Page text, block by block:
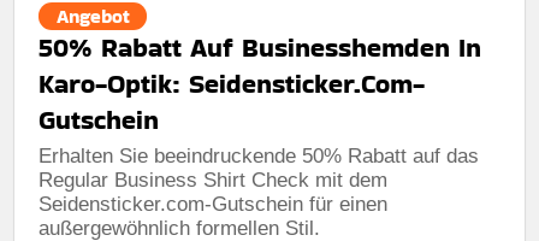
Berechtigung:
Art des Angebots:Zeitlich begrenztes angebot
Kumulierbar:
kombinierbar
Bedingungen:Weitere informationen finden sie in den
geschäftsbedingungen auf der website des händlers
Angebot
50% Rabatt Auf Businesshemden In
Karo-Optik: Seidensticker.Com-
Gutschein
Erhalten Sie beeindruckende 50% Rabatt auf das
Regular Business Shirt Check mit dem
Seidensticker.com-Gutschein für einen
außergewöhnlich formellen Stil.